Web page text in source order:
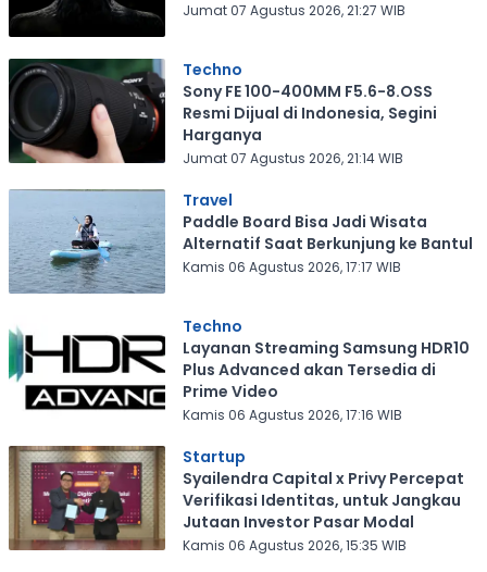
Jumat 07 Agustus 2026, 21:27 WIB
Techno
Sony FE 100-400MM F5.6-8.OSS
Resmi Dijual di Indonesia, Segini
Harganya
Jumat 07 Agustus 2026, 21:14 WIB
Travel
Paddle Board Bisa Jadi Wisata
Alternatif Saat Berkunjung ke Bantul
Kamis 06 Agustus 2026, 17:17 WIB
Techno
Layanan Streaming Samsung HDR10
Plus Advanced akan Tersedia di
Prime Video
Kamis 06 Agustus 2026, 17:16 WIB
Startup
Syailendra Capital x Privy Percepat
Verifikasi Identitas, untuk Jangkau
Jutaan Investor Pasar Modal
Kamis 06 Agustus 2026, 15:35 WIB